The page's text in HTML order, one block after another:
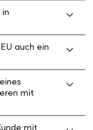
auch ein
mit
mit